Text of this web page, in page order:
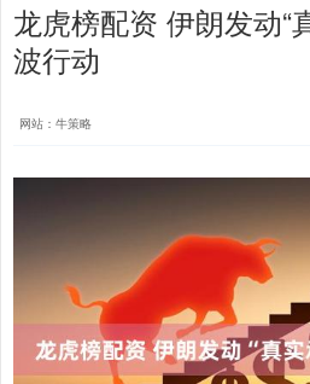
龙虎榜配资 伊朗发动“
波行动
网站：牛策略